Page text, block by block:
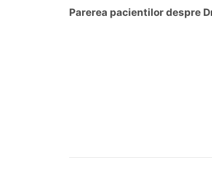
Parerea pacientilor despre